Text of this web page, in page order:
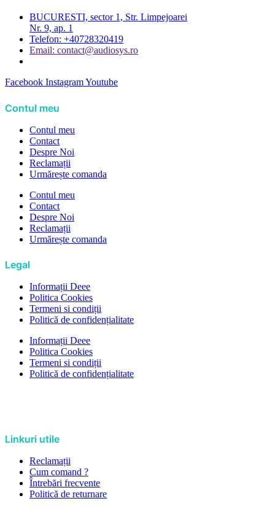
BUCURESTI, sector 1, Str. Limpejoarei
Nr. 9, ap. 1
Telefon: +40728320419
Email: contact@audiosys.ro
Facebook InstagramYoutube
Contul meu
Contul meu
Contact
Despre Noi
Reclamații
Urmărește comanda
Contul meu
Contact
Despre Noi
Reclamații
Urmărește comanda
Legal
Informații Deee
Politica Cookies
Termeni si condiții
Politică de confidențialitate
Informații Deee
Politica Cookies
Termeni si condiții
Politică de confidențialitate
Linkuri utile
Reclamații
Cum comand ?
Întrebări frecvente
Politică de returnare